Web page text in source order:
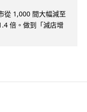
從 1,000 間大幅減至
倍。做到「減店增